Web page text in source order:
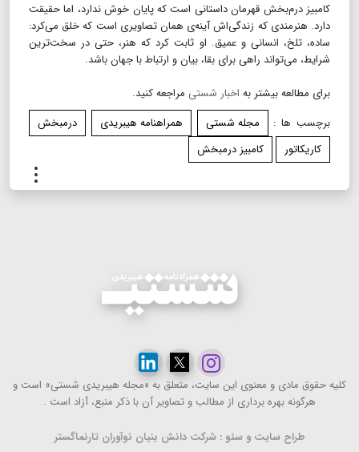
کامبیز درم‌بخش قهرمان داستانی است که پایان خوش ندارد، اما حقیقت
دارد. هنرمندی که زندگی‌اش آینه‌ی همان تصاویری است که خلق می‌کرد:
ساده، تلخ، انسانی و عمیق. او ثابت کرد که هنر، حتی در سخت‌ترین
شرایط، می‌تواند راهی برای بقا، بیان و ارتباط با جهان باشد.
برای مطالعه بیشتر به اخبار شستی مراجعه کنید.
برچسب ها :
مجله شستی همراهنامه هیبریدی
درمبخش
کاریکاتور
کامبیز درمبخش
...
كلیه حقوق مادی و معنوی این سایت، متعلق به «مجله هیبریدی شستی» است و
هرگونه بهره ‌برداری از مطالب و تصاویر آن با ذكر منبع، آزاد است .
طراح سایت و سئو : شرکت دانش بنیان نوآوران تارنماگستر